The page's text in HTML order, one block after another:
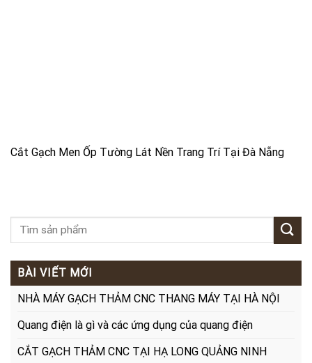
Cắt Gạch Men Ốp Tường Lát Nền Trang Trí Tại Đà Nẵng
BÀI VIẾT MỚI
NHÀ MÁY GẠCH THẢM CNC THANG MÁY TẠI HÀ NỘI
Quang điện là gì và các ứng dụng của quang điện
CẮT GẠCH THẢM CNC TẠI HẠ LONG QUẢNG NINH